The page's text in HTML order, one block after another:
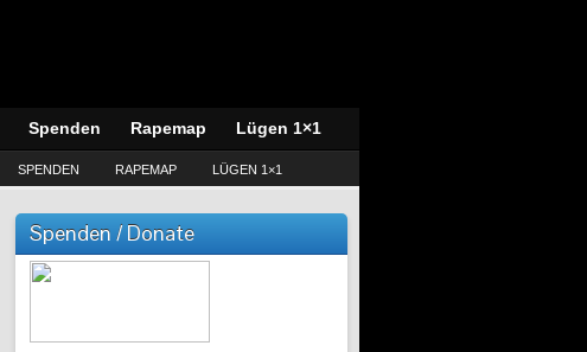
Spenden Rapemap Lügen 1×1
SPENDEN RAPEMAP LÜGEN 1×1
Spenden / Donate